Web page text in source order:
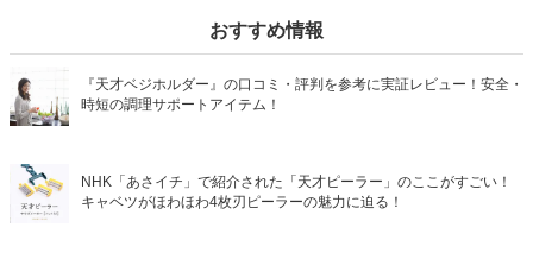
おすすめ情報
『天才ベジホルダー』の口コミ・評判を参考に実証レビュー！安全・
時短の調理サポートアイテム！
NHK「あさイチ」で紹介された「天才ピーラー」のここがすごい！
キャベツがほわほわ4枚刃ピーラーの魅力に迫る！